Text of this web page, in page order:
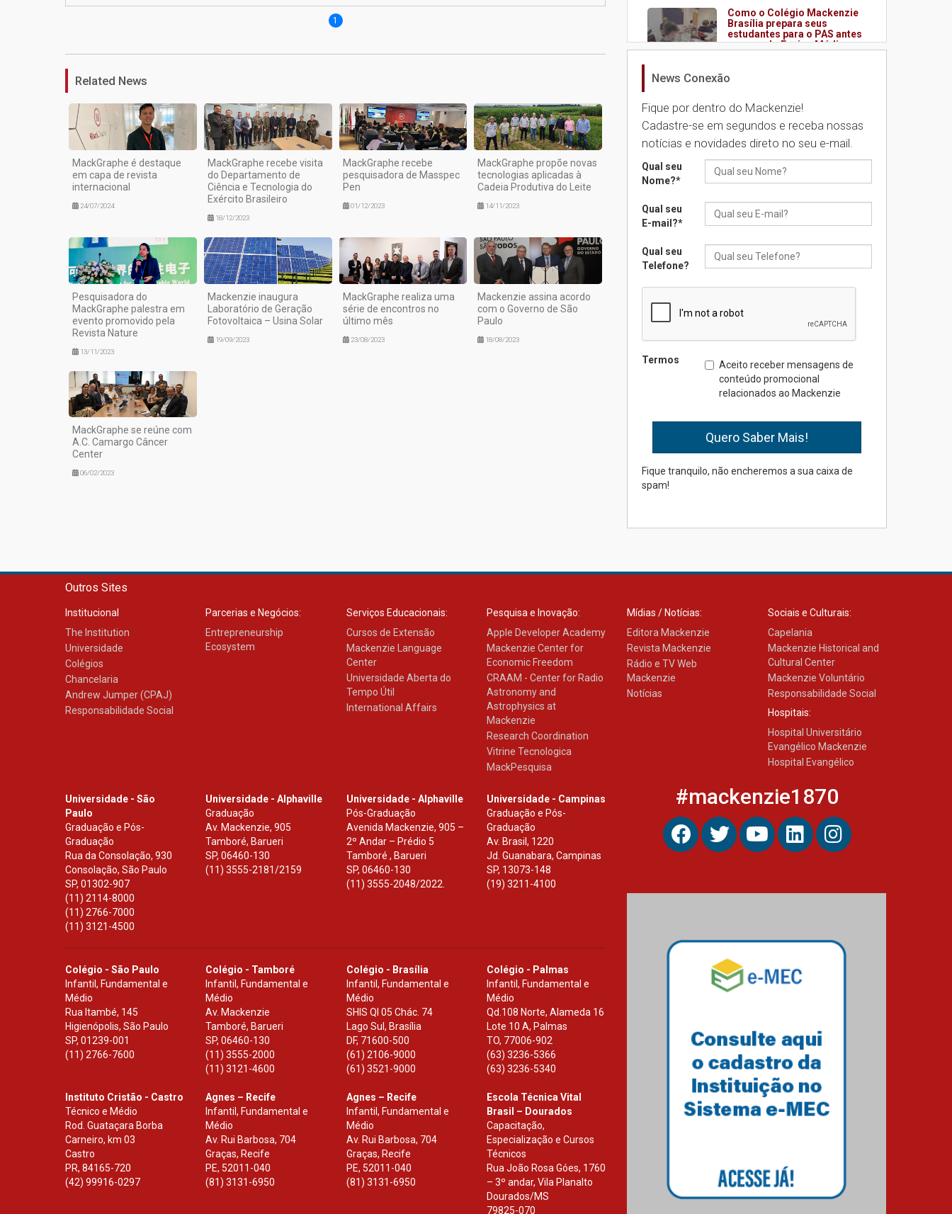
1
Related News
MackGraphe é destaque
em capa de revista
internacional
24/07/2024
MackGraphe recebe visita
do Departamento de
Ciência e Tecnologia do
Exército Brasileiro
18/12/2023
MackGraphe recebe
pesquisadora de Masspec
Pen
01/12/2023
MackGraphe propõe novas
tecnologias aplicadas à
Cadeia Produtiva do Leite
14/11/2023
Pesquisadora do
MackGraphe palestra em
evento promovido pela
Revista Nature
13/11/2023
Mackenzie inaugura
Laboratório de Geração
Fotovoltaica – Usina Solar
19/09/2023
MackGraphe realiza uma
série de encontros no
último mês
23/08/2023
Mackenzie assina acordo
com o Governo de São
Paulo
18/08/2023
MackGraphe se reúne com
A.C. Camargo Câncer
Center
06/02/2023
Como o Colégio Mackenzie
Brasília prepara seus
estudantes para o PAS antes
mesmo do Ensino Médio
Como os pais podem investir
na educação dos filhos além
da escola
04.08.2026
Transformadora reúne
docentes para debater
inovação e desafios da
04.08.2026
finalista do Prêmio Jabuti
com obra sobre ética e
arquitetura contemporânea
parcerias internacionais
03.08.2026
News Conexão
Fique por dentro do Mackenzie!
Cadastre-se em segundos e receba nossas
notícias e novidades direto no seu e-mail.
Qual seu
Nome?*
Qual seu
E-mail?*
Qual seu
Telefone?
Termos
Aceito receber mensagens de
conteúdo promocional
relacionados ao Mackenzie
Fique tranquilo, não encheremos a sua caixa de
spam!
Outros Sites
Institucional
The Institution
Universidade
Colégios
Chancelaria
Andrew Jumper (CPAJ)
Responsabilidade Social
Parcerias e Negócios:
Entrepreneurship
Ecosystem
Serviços Educacionais:
Cursos de Extensão
Mackenzie Language
Center
Universidade Aberta do
Tempo Útil
International Affairs
Pesquisa e Inovação:
Apple Developer Academy
Mackenzie Center for
Economic Freedom
CRAAM - Center for Radio
Astronomy and
Astrophysics at
Mackenzie
Research Coordination
Vitrine Tecnologica
MackPesquisa
Mídias / Notícias:
Editora Mackenzie
Revista Mackenzie
Rádio e TV Web
Mackenzie
Notícias
Sociais e Culturais:
Capelania
Mackenzie Historical and
Cultural Center
Mackenzie Voluntário
Responsabilidade Social
Hospitais:
Hospital Universitário
Evangélico Mackenzie
Hospital Evangélico
Universidade - São
Paulo
Graduação e Pós-
Graduação
Rua da Consolação, 930
Consolação, São Paulo
SP, 01302-907
(11) 2114-8000
(11) 2766-7000
(11) 3121-4500
Universidade - Alphaville
Graduação
Av. Mackenzie, 905
Tamboré, Barueri
SP,06460-130
(11) 3555-2181/2159
Universidade - Alphaville
Pós-Graduação
Avenida Mackenzie, 905 –
2º Andar – Prédio 5
Tamboré , Barueri
SP, 06460-130
(11) 3555-2048/2022.
Universidade - Campinas
Graduação e Pós-
Graduação
Av. Brasil, 1220
Jd. Guanabara, Campinas
SP, 13073-148
(19) 3211-4100
Colégio - São Paulo
Infantil, Fundamental e
Médio
Rua Itambé, 145
Higienópolis, São Paulo
SP, 01239-001
(11) 2766-7600
Colégio - Tamboré
Infantil, Fundamental e
Médio
Av. Mackenzie
Tamboré, Barueri
SP,06460-130
(11) 3555-2000
(11) 3121-4600
Colégio - Brasília
Infantil, Fundamental e
Médio
SHIS Ql 05 Chác. 74
Lago Sul, Brasília
DF, 71600-500
(61) 2106-9000
(61) 3521-9000
Colégio - Palmas
Infantil, Fundamental e
Médio
Qd.108 Norte, Alameda 16
Lote 10 A, Palmas
TO, 77006-902
(63) 3236-5366
(63) 3236-5340
Instituto Cristão - Castro
Técnico e Médio
Rod. Guataçara Borba
Carneiro, km 03
Castro
PR, 84165-720
(42) 99916-0297
Agnes – Recife
Infantil, Fundamental e
Médio
Av. Rui Barbosa, 704
Graças, Recife
PE, 52011-040
(81) 3131-6950
Agnes – Recife
Infantil, Fundamental e
Médio
Av. Rui Barbosa, 704
Graças, Recife
PE, 52011-040
(81) 3131-6950
Escola Técnica Vital
Brasil – Dourados
Capacitação,
Especialização e Cursos
Técnicos
Rua João Rosa Góes, 1760
– 3º andar, Vila Planalto
Dourados/MS
79825-070
#mackenzie1870